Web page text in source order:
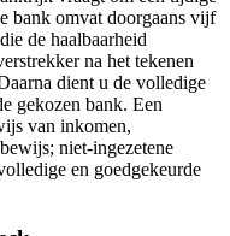
bank omvat doorgaans vijf
de haalbaarheid
na het tekenen
dient u de volledige
gekozen bank. Een
van inkomen,
niet-ingezetene
en goedgekeurde